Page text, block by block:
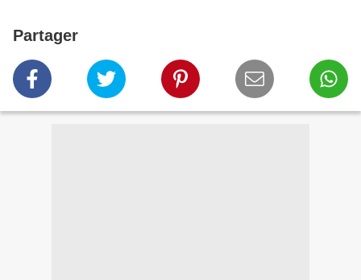
Partager